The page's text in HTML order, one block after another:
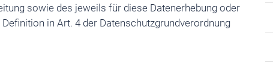
sowie des jeweils für diese Datenerhebung oder
in Art. 4 der Datenschutzgrundverordnung